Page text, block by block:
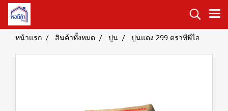
หน้าแรก สินค้าทั้งหมด ปูน ปูนแดง 299 ตราทีพีไอ